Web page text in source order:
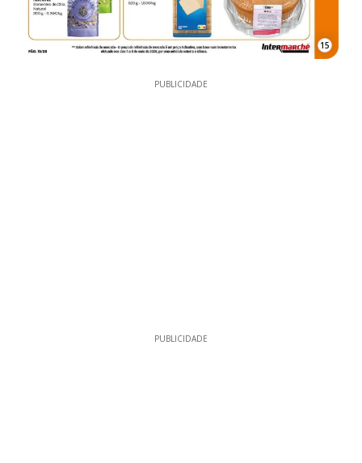
15
PUBLICIDADE
PUBLICIDADE